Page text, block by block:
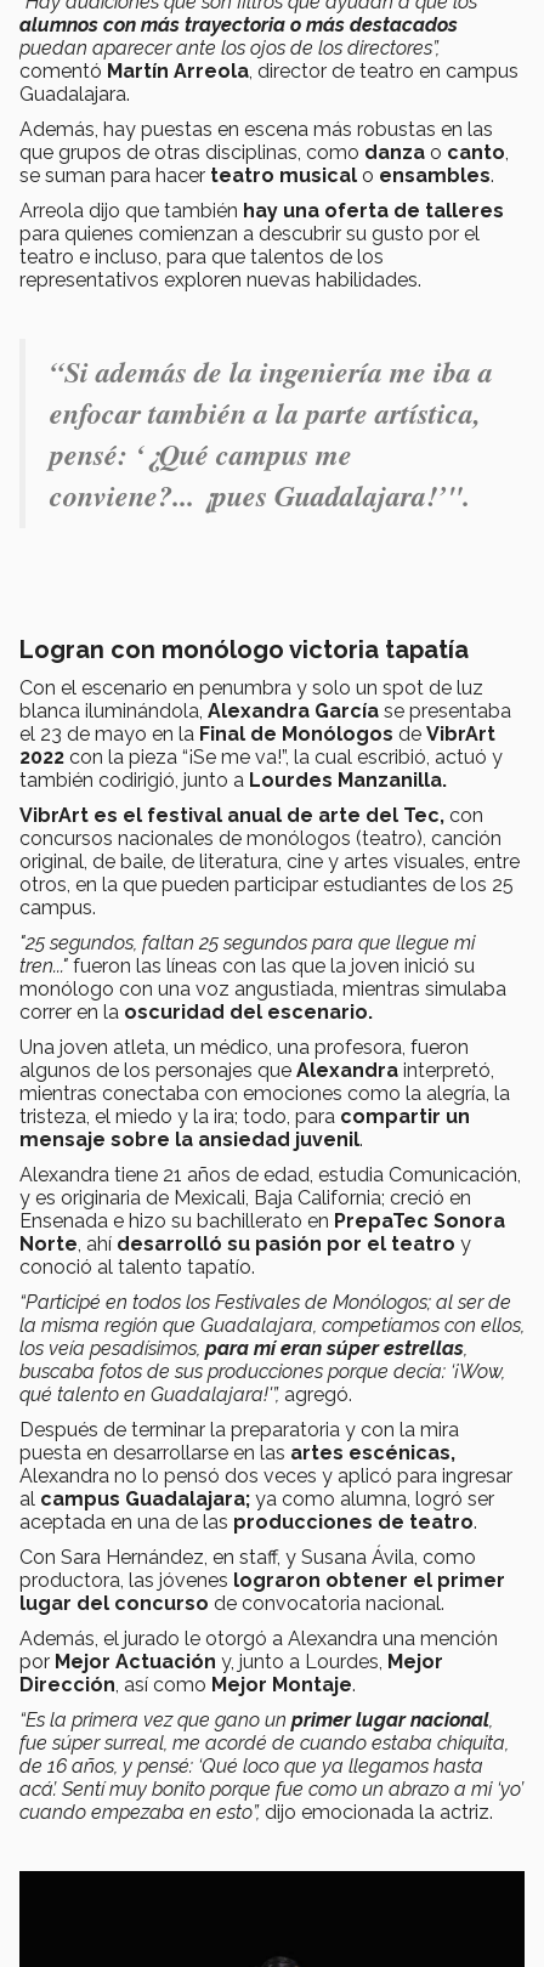
alumnos con más trayectoria o más destacados
puedan aparecer ante los ojos de los directores”,
comentó Martín Arreola, director de teatro en campus
Guadalajara.
Además, hay puestas en escena más robustas en las
que grupos de otras disciplinas, como danza o canto,
se suman para hacer teatro musical o ensambles.
Arreola dijo que también hay una oferta de talleres
para quienes comienzan a descubrir su gusto por el
teatro e incluso, para que talentos de los
representativos exploren nuevas habilidades.
“Si además de la ingeniería me iba a
enfocar también a la parte artística,
pensé: ‘¿Qué campus me
conviene?... ¡pues Guadalajara!’".
Logran con monólogo victoria tapatía
Con el escenario en penumbra y solo un spot de luz
blanca iluminándola, Alexandra García se presentaba
el 23 de mayo en la Final de Monólogos de VibrArt
2022 con la pieza “¡Se me va!”, la cual escribió, actuó y
también codirigió, junto a Lourdes Manzanilla.
VibrArt es el festival anual de arte del Tec, con
concursos nacionales de monólogos (teatro), canción
original, de baile, de literatura, cine y artes visuales, entre
otros, en la que pueden participar estudiantes de los 25
campus.
"25 segundos, faltan 25 segundos para que llegue mi
tren..." fueron las líneas con las que la joven inició su
monólogo con una voz angustiada, mientras simulaba
correr en la oscuridad del escenario.
Una joven atleta, un médico, una profesora, fueron
algunos de los personajes que Alexandra interpretó,
mientras conectaba con emociones como la alegría, la
tristeza, el miedo y la ira; todo, para compartir un
mensaje sobre la ansiedad juvenil.
Alexandra tiene 21 años de edad, estudia Comunicación,
y es originaria de Mexicali, Baja California; creció en
Ensenada e hizo su bachillerato en PrepaTec Sonora
Norte, ahí desarrolló su pasión por el teatro y
conoció al talento tapatío.
“Participé en todos los Festivales de Monólogos; al ser de
la misma región que Guadalajara, competíamos con ellos,
los veía pesadísimos, para mí eran súper estrellas,
buscaba fotos de sus producciones porque decía: ‘¡Wow,
qué talento en Guadalajara!'”, agregó.
Después de terminar la preparatoria y con la mira
puesta en desarrollarse en las artes escénicas,
Alexandra no lo pensó dos veces y aplicó para ingresar
al campus Guadalajara; ya como alumna, logró ser
aceptada en una de las producciones de teatro.
Con Sara Hernández, en staff, y Susana Ávila, como
productora, las jóvenes lograron obtener el primer
lugar del concurso de convocatoria nacional.
Además, el jurado le otorgó a Alexandra una mención
por Mejor Actuación y, junto a Lourdes, Mejor
Dirección, así como Mejor Montaje.
“Es la primera vez que gano un primer lugar nacional,
fue súper surreal, me acordé de cuando estaba chiquita,
de 16 años, y pensé: ‘Qué loco que ya llegamos hasta
acá’. Sentí muy bonito porque fue como un abrazo a mi ‘yo’
cuando empezaba en esto”, dijo emocionada la actriz.